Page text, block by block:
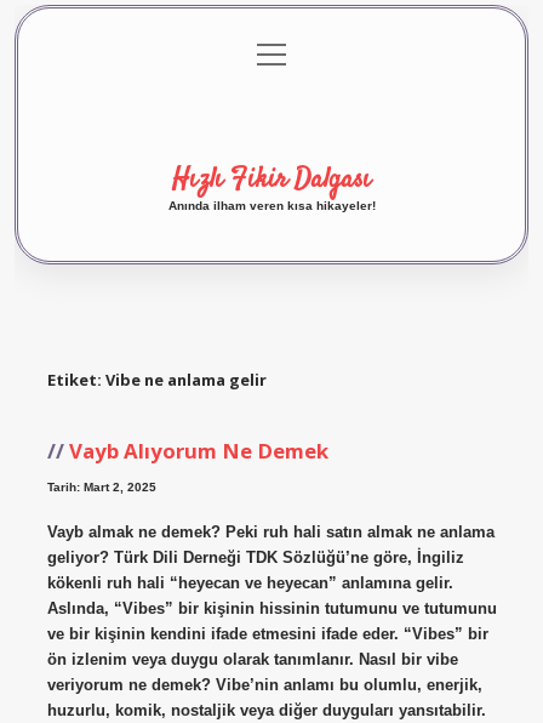
Gizlilik Politikası
menüyü
aç
Hızlı Fikir Dalgası
Anında ilham veren kısa hikayeler!
Etiket: Vibe ne anlama gelir
Vayb Alıyorum Ne Demek
Tarih: Mart 2, 2025
Vayb almak ne demek? Peki ruh hali satın almak ne anlama
geliyor? Türk Dili Derneği TDK Sözlüğü’ne göre, İngiliz
kökenli ruh hali “heyecan ve heyecan” anlamına gelir.
Aslında, “Vibes” bir kişinin hissinin tutumunu ve tutumunu
ve bir kişinin kendini ifade etmesini ifade eder. “Vibes” bir
ön izlenim veya duygu olarak tanımlanır. Nasıl bir vibe
veriyorum ne demek? Vibe’nin anlamı bu olumlu, enerjik,
huzurlu, komik, nostaljik veya diğer duyguları yansıtabilir.